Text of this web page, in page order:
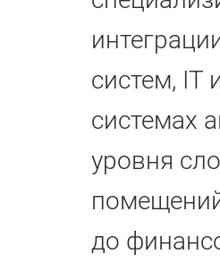
систем, IT
системах
уровня
до